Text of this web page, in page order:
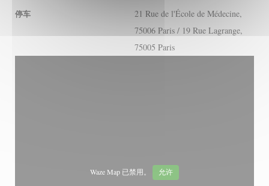
停车
21 Rue de l'École de Médecine,
75006 Paris / 19 Rue Lagrange,
75005 Paris
Waze Map 已禁用。 允许